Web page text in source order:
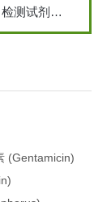
大鼠 Bcl-2相关X蛋白（BAX） ELISA 检测试剂盒说明书